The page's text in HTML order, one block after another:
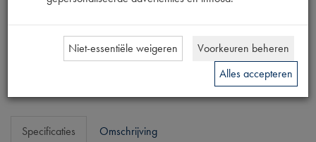
€19,70 (€16,28excl. btw)
Specificaties Omschrijving
Niet-essentiële weigeren
Voorkeuren beheren
Alles accepteren